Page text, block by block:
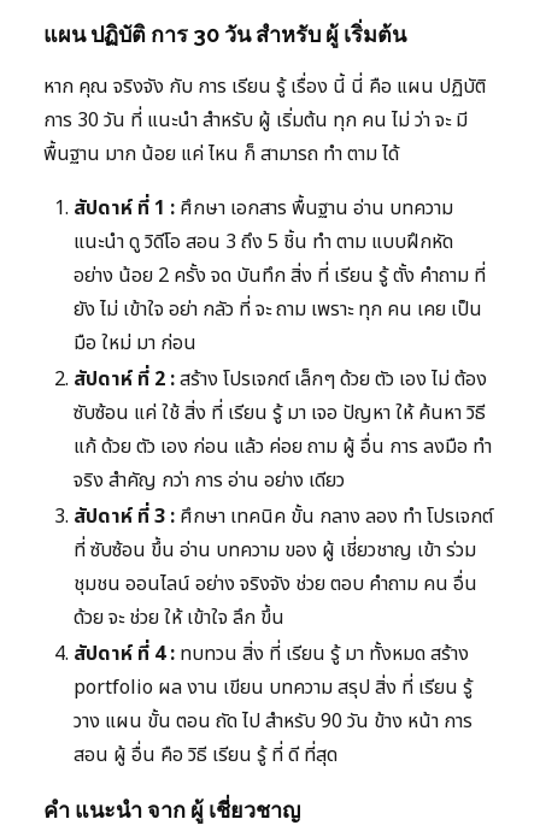
แผน ปฏิบัติ การ 30 วัน สำหรับ ผู้ เริ่มต้น
หาก คุณ จริงจัง กับ การ เรียน รู้ เรื่อง นี้ นี่ คือ แผน ปฏิบัติ
การ 30 วัน ที่ แนะนำ สำหรับ ผู้ เริ่มต้น ทุก คน ไม่ ว่า จะ มี
พื้นฐาน มาก น้อย แค่ ไหน ก็ สามารถ ทำ ตาม ได้
สัปดาห์ ที่ 1 : ศึกษา เอกสาร พื้นฐาน อ่าน บทความ
แนะนำ ดู วิดีโอ สอน 3 ถึง 5 ชิ้น ทำ ตาม แบบฝึกหัด
อย่าง น้อย 2 ครั้ง จด บันทึก สิ่ง ที่ เรียน รู้ ตั้ง คำถาม ที่
ยัง ไม่ เข้าใจ อย่า กลัว ที่ จะ ถาม เพราะ ทุก คน เคย เป็น
มือ ใหม่ มา ก่อน
สัปดาห์ ที่ 2 :สร้าง โปรเจกต์ เล็กๆ ด้วย ตัว เอง ไม่ ต้อง
ซับซ้อน แค่ ใช้ สิ่ง ที่ เรียน รู้ มา เจอ ปัญหา ให้ ค้นหา วิธี
แก้ ด้วย ตัว เอง ก่อน แล้ว ค่อย ถาม ผู้ อื่น การ ลงมือ ทำ
จริง สำคัญ กว่า การ อ่าน อย่าง เดียว
สัปดาห์ ที่ 3 : ศึกษา เทคนิค ขั้น กลาง ลอง ทำ โปรเจกต์
ที่ ซับซ้อน ขึ้น อ่าน บทความ ของ ผู้ เชี่ยวชาญ เข้า ร่วม
ชุมชน ออนไลน์ อย่าง จริงจัง ช่วย ตอบ คำถาม คน อื่น
ด้วย จะ ช่วย ให้ เข้าใจ ลึก ขึ้น
สัปดาห์ ที่ 4 : ทบทวน สิ่ง ที่ เรียน รู้ มา ทั้งหมด สร้าง
portfolio ผล งาน เขียน บทความ สรุป สิ่ง ที่ เรียน รู้
วาง แผน ขั้น ตอน ถัด ไป สำหรับ 90 วัน ข้าง หน้า การ
สอน ผู้ อื่น คือ วิธี เรียน รู้ ที่ ดี ที่สุด
คำ แนะนำ จาก ผู้ เชี่ยวชาญ